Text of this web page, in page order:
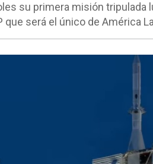
su primera misión tripulada
que será el único de América